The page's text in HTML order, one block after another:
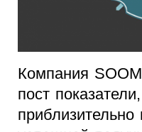
Компания
пост
приблизительно